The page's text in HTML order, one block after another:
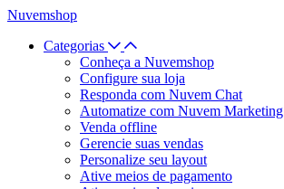
Nuvemshop
Categorias
Conheça a Nuvemshop
Configure sua loja
Responda com Nuvem Chat
Automatize com Nuvem Marketing
Venda offline
Gerencie suas vendas
Personalize seu layout
Ative meios de pagamento